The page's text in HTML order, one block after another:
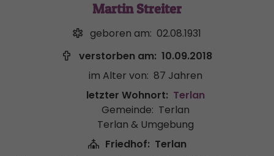
Martin Streiter
geboren am: 02.08.1931
verstorben am: 10.09.2018
im Alter von: 87 Jahren
letzter Wohnort: Terlan
Gemeinde: Terlan
Terlan & Umgebung
Friedhof: Terlan